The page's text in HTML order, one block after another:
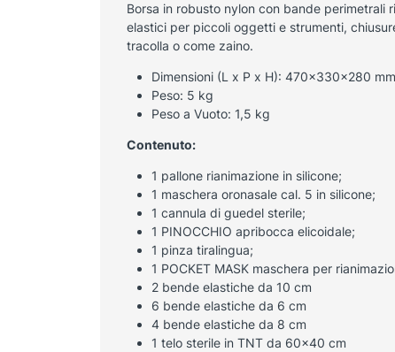
Borsa in robusto nylon con bande
elastici per piccoli oggetti e strumenti,
tracolla o come zaino.
Dimensioni (L x P x H): 470x330x280 mm
Peso: 5 kg
Peso a Vuoto: 1,5 kg
Contenuto:
1 pallone rianimazione in silicone;
1 maschera oronasale cal. 5 in silicone;
1 cannula di guedel sterile;
1 PINOCCHIO apribocca elicoidale;
1 pinza tiralingua;
1 POCKET MASK maschera per
2 bende elastiche da 10 cm
6 bende elastiche da 6 cm
4 bende elastiche da 8 cm
1 telo sterile in TNT da 60×40 cm